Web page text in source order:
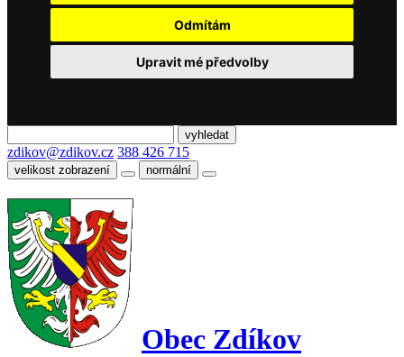
Odmítám
Upravit mé předvolby
zdikov@zdikov.cz 388 426 715
velikost zobrazení normální
Obec Zdíkov